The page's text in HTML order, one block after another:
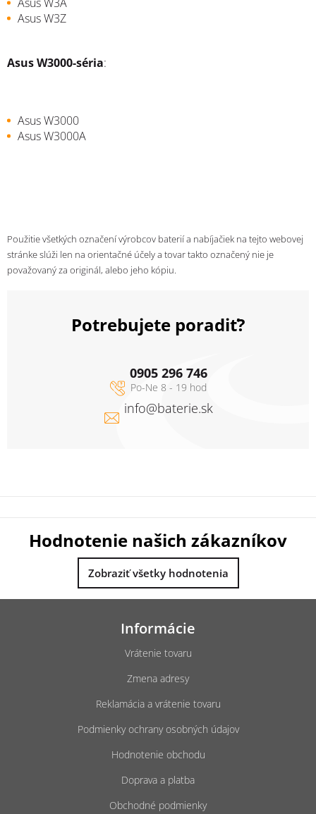
Asus W3Z
Asus W3000-séria:
Asus W3000
Asus W3000A
Použitie všetkých označení výrobcov baterií a nabíjačiek na tejto webovej
stránke slúži len na orientačné účely a tovar takto označený nie je
považovaný za originál, alebo jeho kópiu.
Potrebujete poradiť?
info@baterie.sk
0905 296 746
Hodnotenie našich zákazníkov
Zobraziť všetky hodnotenia
Z
Informácie
Vrátenie tovaru
Zmena adresy
Reklamácia a vrátenie tovaru
Podmienky ochrany osobných údajov
Hodnotenie obchodu
Doprava a platba
Obchodné podmienky